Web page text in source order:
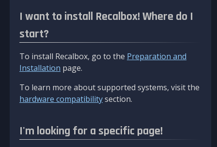
I want to install Recalbox! Where do I
start?
To install Recalbox, go to the Preparation and
Installation page.
To learn more about supported systems, visit the
hardware compatibilitysection.
I'm looking for a specific page!